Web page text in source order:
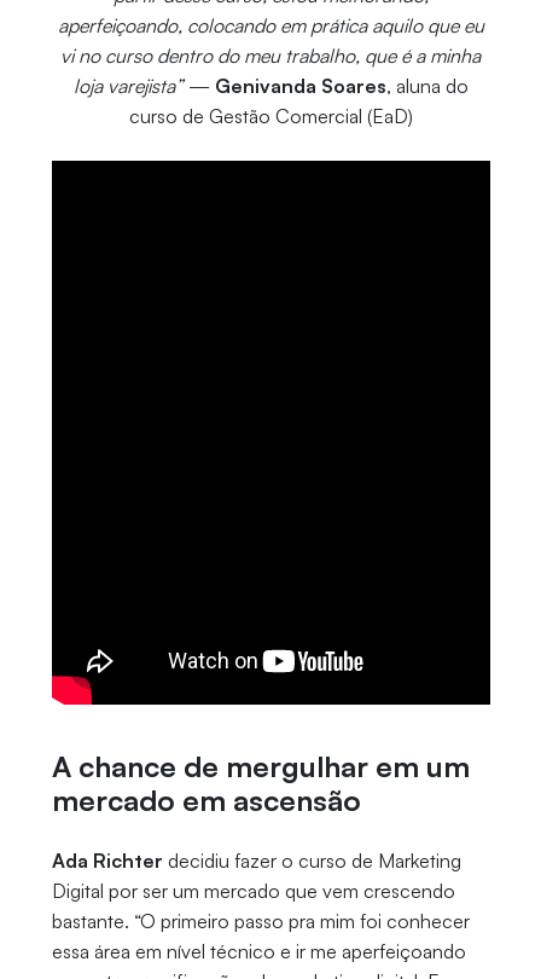
aperfeiçoando, colocando em prática aquilo que eu
vi no curso dentro do meu trabalho, que é a minha
loja varejista”— Genivanda Soares, aluna do
curso de Gestão Comercial (EaD)
A chance de mergulhar em um
mercado em ascensão
Ada Richter decidiu fazer o curso de Marketing
Digital por ser um mercado que vem crescendo
bastante. “O primeiro passo pra mim foi conhecer
essa área em nível técnico e ir me aperfeiçoando